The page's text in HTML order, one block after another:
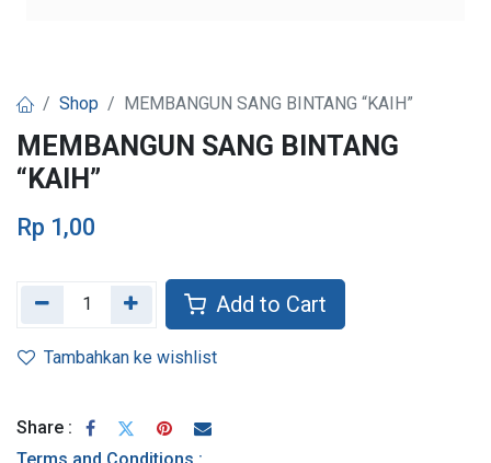
Shop MEMBANGUN SANG BINTANG “KAIH”
MEMBANGUN SANG BINTANG
“KAIH”
Rp 1,00
Add to Cart
Tambahkan ke wishlist
Share :